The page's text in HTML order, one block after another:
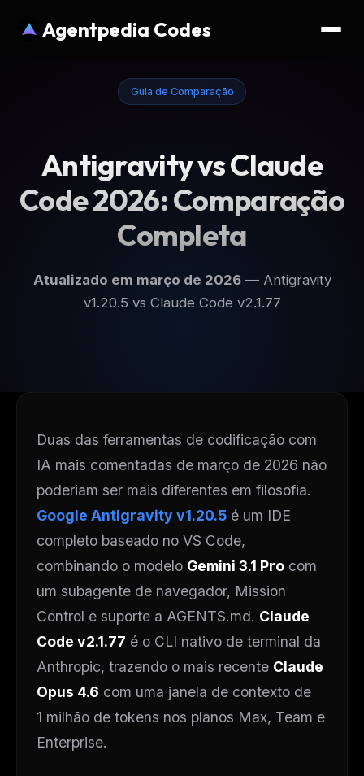
Agentpedia Codes
Guia de Comparação
Antigravity vs Claude
Code 2026: Comparação
Completa
Atualizado em março de 2026— Antigravity
v1.20.5 vs Claude Code v2.1.77
Duas das ferramentas de codificação com
IA mais comentadas de março de 2026 não
poderiam ser mais diferentes em filosofia.
Google Antigravity v1.20.5 é um IDE
completo baseado no VS Code,
combinando o modelo Gemini 3.1 Pro com
um subagente de navegador, Mission
Control e suporte a AGENTS.md. Claude
Code v2.1.77 é o CLI nativo de terminal da
Anthropic, trazendo o mais recente Claude
Opus 4.6 com uma janela de contexto de
1 milhão de tokens nos planos Max, Team e
Enterprise.